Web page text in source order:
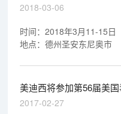
2018-03-06
时间：2018年3月11-15日
地点：德州圣安东尼奥市
美迪西将参加第56届美国
2017-02-27